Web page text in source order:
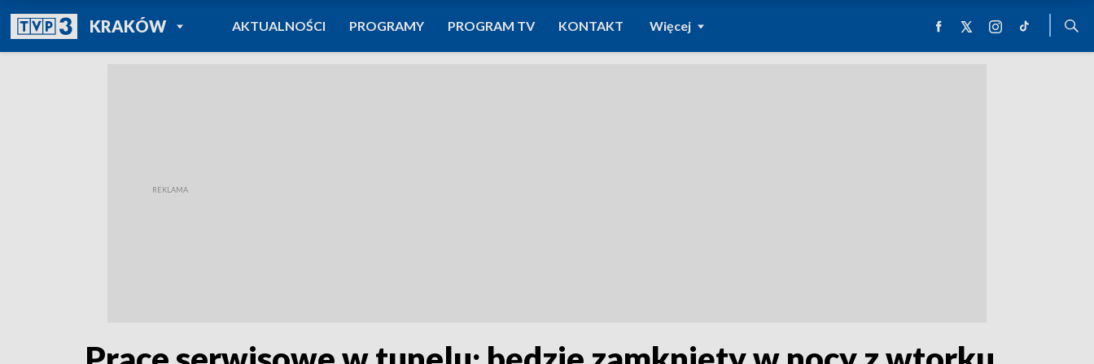
KRAKÓWPOWRÓT DO
TVP REGIONY
AKTUALNOŚCI PROGRAMY PROGRAM TV KONTAKT Więcej